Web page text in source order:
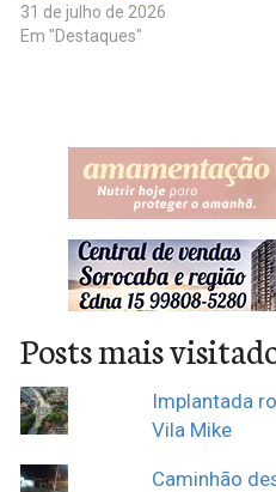
31 de julho de 2026
Em "Destaques"
Posts mais
Implantada
Vila Mike
Caminhão